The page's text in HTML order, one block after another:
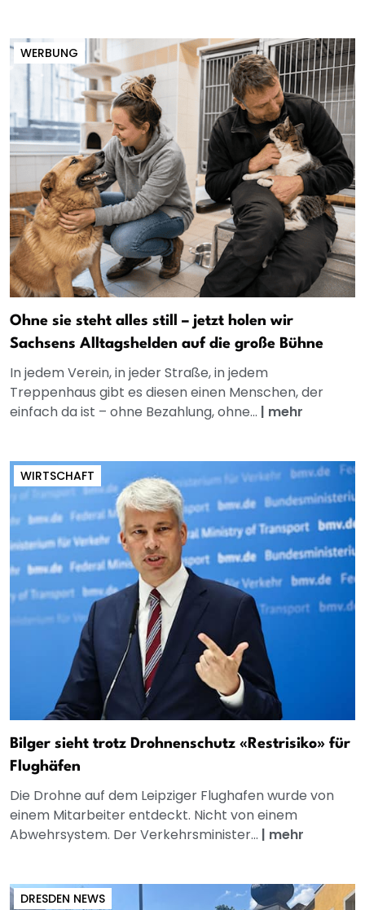
WERBUNG
Ohne sie steht alles still – jetzt holen wir
Sachsens Alltagshelden auf die große Bühne
In jedem Verein, in jeder Straße, in jedem
Treppenhaus gibt es diesen einen Menschen, der
einfach da ist – ohne Bezahlung, ohne... | mehr
WIRTSCHAFT
Bilger sieht trotz Drohnenschutz «Restrisiko» für
Flughäfen
Die Drohne auf dem Leipziger Flughafen wurde von
einem Mitarbeiter entdeckt. Nicht von einem
Abwehrsystem. Der Verkehrsminister... | mehr
DRESDEN NEWS